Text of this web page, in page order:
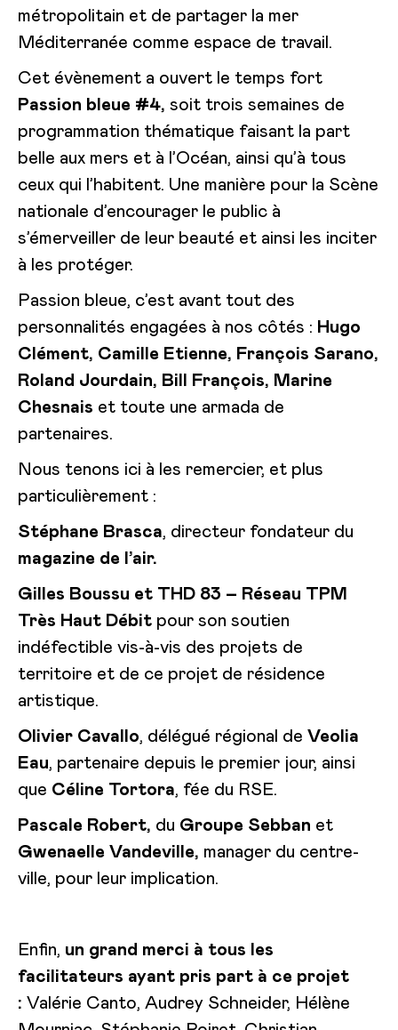
métropolitain et de partager la mer
Méditerranée comme espace de travail.
Cet évènement a ouvert le temps fort
Passion bleue #4, soit trois semaines de
programmation thématique faisant la part
belle aux mers et à l’Océan, ainsi qu’à tous
ceux qui l’habitent. Une manière pour la Scène
nationale d’encourager le public à
s’émerveiller de leur beauté et ainsi les inciter
à les protéger.
Passion bleue, c’est avant tout des
personnalités engagées à nos côtés : Hugo
Clément, Camille Etienne, François Sarano,
Roland Jourdain, Bill François, Marine
Chesnais et toute une armada de
partenaires.
Nous tenons ici à les remercier, et plus
particulièrement :
Stéphane Brasca, directeur fondateur du
magazine de l’air.
Gilles Boussu et THD 83 – Réseau TPM
Très Haut Débit pour son soutien
indéfectible vis-à-vis des projets de
territoire et de ce projet de résidence
artistique.
Olivier Cavallo, délégué régional de Veolia
Eau, partenaire depuis le premier jour, ainsi
que Céline Tortora, fée du RSE.
Pascale Robert, du Groupe Sebban et
Gwenaelle Vandeville, manager du centre-
ville, pour leur implication.
Enfin, un grand merci à tous les
facilitateurs ayant pris part à ce projet
: Valérie Canto, Audrey Schneider, Hélène